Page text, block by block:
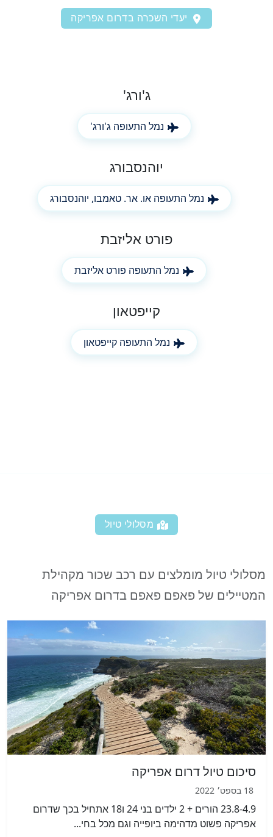
יעדי השכרה בדרום אפריקה
ג'ורג'
נמל התעופה ג'ורג'
יוהנסבורג
נמל התעופה או. אר. טאמבו, יוהנסבורג
פורט אליזבת
נמל התעופה פורט אליזבת
קייפטאון
נמל התעופה קייפטאון
מסלולי טיול
מסלולי טיול מומלצים עם רכב שכור מקהילת
המטיילים של פאפם פאפם בדרום אפריקה
סיכום טיול דרום אפריקה
18 בספט׳ 2022
23.8-4.9 הורים + 2 ילדים בני 24 ו18 אתחיל בכך שדרום
אפריקה פשוט מדהימה ביופייה וגם מכל בחי...